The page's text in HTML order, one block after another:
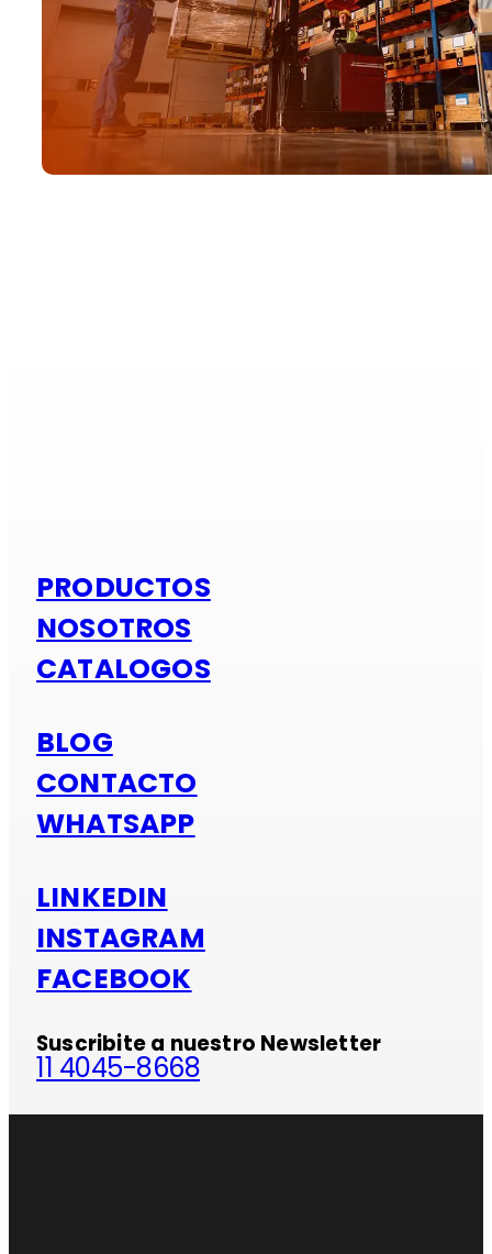
PRODUCTOS
NOSOTROS
CATALOGOS
BLOG
CONTACTO
WHATSAPP
LINKEDIN
INSTAGRAM
FACEBOOK
Suscribite a nuestro Newsletter
11 4045-8668